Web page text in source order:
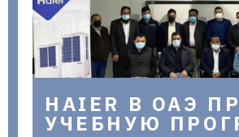
в Украине |
HAIER В ОАЭ
УЧЕБНУЮ